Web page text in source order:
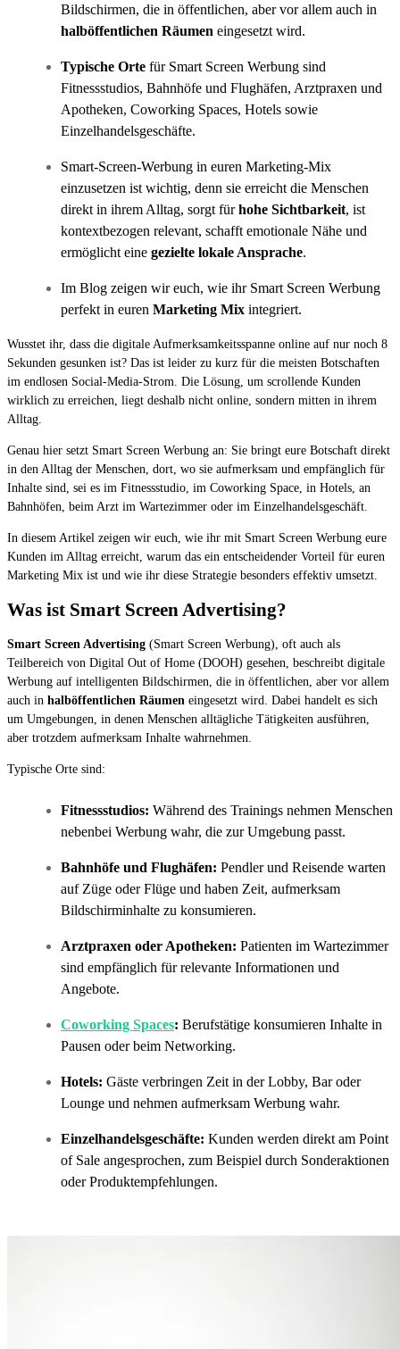
Bildschirmen, die in öffentlichen, aber vor allem auch in
halböffentlichen Räumen eingesetzt wird.
Typische Orte für Smart Screen Werbung sind
Fitnessstudios, Bahnhöfe und Flughäfen, Arztpraxen und
Apotheken, Coworking Spaces, Hotels sowie
Einzelhandelsgeschäfte.
Smart-Screen-Werbung in euren Marketing-Mix
einzusetzen ist wichtig, denn sie erreicht die Menschen
direkt in ihrem Alltag, sorgt fürhohe Sichtbarkeit, ist
kontextbezogen relevant, schafft emotionale Nähe und
ermöglicht eine gezielte lokale Ansprache.
Im Blog zeigen wir euch, wie ihr Smart Screen Werbung
perfekt in euren Marketing Mix integriert.
Wusstet ihr, dass die digitale Aufmerksamkeitsspanne online auf nur noch 8
Sekunden gesunken ist? Das ist leider zu kurz für die meisten Botschaften
im endlosen Social-Media-Strom. Die Lösung, um scrollende Kunden
wirklich zu erreichen, liegt deshalb nicht online, sondern mitten in ihrem
Alltag.
Genau hier setzt Smart Screen Werbung an: Sie bringt eure Botschaft direkt
in den Alltag der Menschen, dort, wo sie aufmerksam und empfänglich für
Inhalte sind, sei es im Fitnessstudio, im Coworking Space, in Hotels, an
Bahnhöfen, beim Arzt im Wartezimmer oder im Einzelhandelsgeschäft.
In diesem Artikel zeigen wir euch, wie ihr mit Smart Screen Werbung eure
Kunden im Alltag erreicht, warum das ein entscheidender Vorteil für euren
Marketing Mix ist und wie ihr diese Strategie besonders effektiv umsetzt.
Was ist Smart Screen Advertising?
Smart Screen Advertising (Smart Screen Werbung), oft auch als
Teilbereich von Digital Out of Home (DOOH) gesehen, beschreibt digitale
Werbung auf intelligenten Bildschirmen, die in öffentlichen, aber vor allem
auch in halböffentlichen Räumen eingesetzt wird. Dabei handelt es sich
um Umgebungen, in denen Menschen alltägliche Tätigkeiten ausführen,
aber trotzdem aufmerksam Inhalte wahrnehmen.
Typische Orte sind:
Fitnessstudios: Während des Trainings nehmen Menschen
nebenbei Werbung wahr, die zur Umgebung passt.
Bahnhöfe und Flughäfen: Pendler und Reisende warten
auf Züge oder Flüge und haben Zeit, aufmerksam
Bildschirminhalte zu konsumieren.
Arztpraxen oder Apotheken: Patienten im Wartezimmer
sind empfänglich für relevante Informationen und
Angebote.
Coworking Spaces: Berufstätige konsumieren Inhalte in
Pausen oder beim Networking.
Hotels: Gäste verbringen Zeit in der Lobby, Bar oder
Lounge und nehmen aufmerksam Werbung wahr.
Einzelhandelsgeschäfte: Kunden werden direkt am Point
of Sale angesprochen, zum Beispiel durch Sonderaktionen
oder Produktempfehlungen.